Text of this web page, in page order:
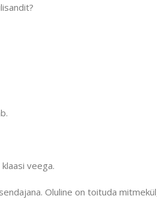
veega.
Oluline on toituda